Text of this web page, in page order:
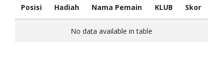
Posisi Hadiah Nama Pemain KLUB Skor
No data available in table